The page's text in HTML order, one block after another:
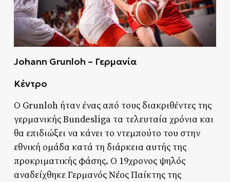
Johann Grunloh – Γερμανία
Κέντρο
Ο Grunloh ήταν ένας από τους διακριθέντες της
γερμανικής Bundesliga τα τελευταία χρόνια και
θα επιδιώξει να κάνει το ντεμπούτο του στην
εθνική ομάδα κατά τη διάρκεια αυτής της
προκριματικής φάσης. Ο 19χρονος ψηλός
αναδείχθηκε Γερμανός Νέος Παίκτης της